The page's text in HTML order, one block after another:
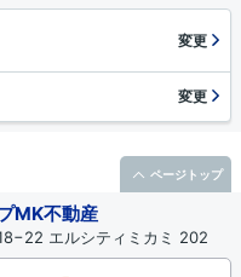
変更
変更
MK不動産
エルシティミカミ 202
ページトップ